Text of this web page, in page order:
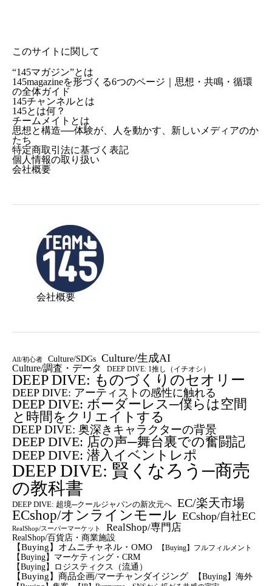
このサイトに関して
“145マガジン”とは
145magazineを形づくる6つのページ｜思想・共鳴・循環
の全体ガイド
145チャンネルとは
145とは何？
チームメイトとは
思想と構造──体験が、人を動かす、新しいメディアのか
たち
特定商取引法に基づく表記
個人情報の取り扱い
会社概要
会社概要
All/初心者 Culture/SDGs Culture/生成AI
Culture/調査・データ DEEP DIVE: 1推し（イチオシ）
DEEP DIVE: ものづくりのセオリー
DEEP DIVE: アーティストの感性に触れる
DEEP DIVE: ボーダーレス─僕らは空間
と時間をクリエイトする
DEEP DIVE: 奥深きキャラクターの背景
DEEP DIVE: 店の声─舞台裏での奮闘記
DEEP DIVE: 潜入イベントレポ
DEEP DIVE: 賢くなろう─商売
の教科書
DEEP DIVE: 超境─クールジャパンの新次元へ EC/楽天市場
ECshop/オンラインモール ECshop/自社EC
RealShop/スーパーマーケット RealShop/専門店
RealShop/百貨店・商業施設
【Buying】オムニチャネル・OMO
【Buying】フルフィルメント
【Buying】マーケティング・CRM
【buying】ロジスティクス（流通）
【Buying】商品企画/マーチャンダイジング 【Buying】海外